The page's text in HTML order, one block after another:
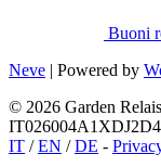
Buoni
Neve | Powered by
© 2026 Garden
IT /EN /DE -